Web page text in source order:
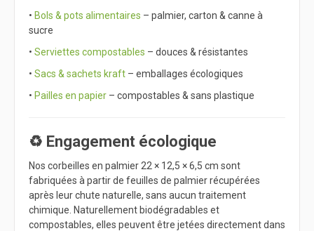
• Bols & pots alimentaires – palmier, carton & canne à
sucre
• Serviettes compostables – douces & résistantes
• Sacs & sachets kraft – emballages écologiques
• Pailles en papier – compostables & sans plastique
♻️ Engagement écologique
Nos corbeilles en palmier 22 × 12,5 × 6,5 cm sont
fabriquées à partir de feuilles de palmier récupérées
après leur chute naturelle, sans aucun traitement
chimique. Naturellement biodégradables et
compostables, elles peuvent être jetées directement dans